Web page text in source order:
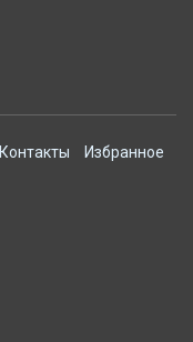
Контакты
Избранное